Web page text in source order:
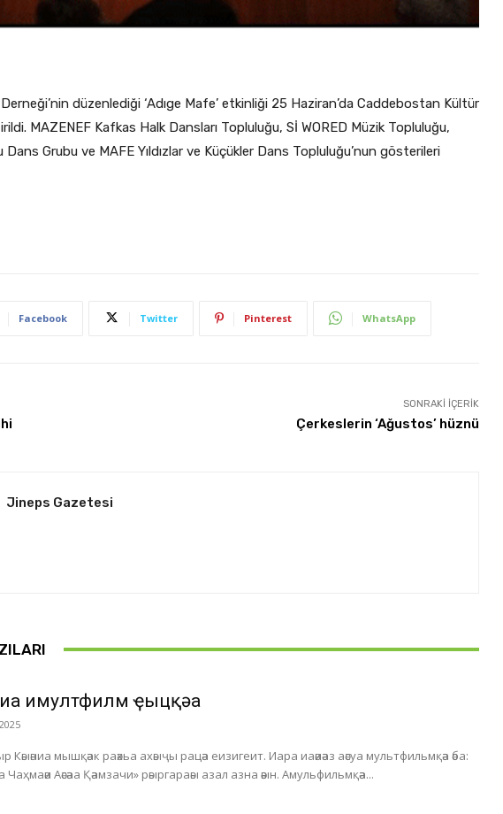
düzenlediği ‘Adıge Mafe’ etkinliği 25 Haziran’da Caddebostan Kültür
MAZENEF Kafkas Halk Dansları Topluluğu, Sİ WORED Müzik Topluluğu,
Dans Grubu ve MAFE Yıldızlar ve Küçükler Dans Topluluğu’nun gösterileri
Facebook Twitter Pinterest WhatsApp
SONRAKI İÇERIK
Çerkeslerin ‘Ağustos’ hüznü
Jineps Gazetesi
имултфилм ҿыцқәа
мышқәак раәхьа ахәыҷы рацәа еизигеит. Иара иаәиәаз аәсуа мультфильмқәа әба:
Аәсәаа Қәамзачи» рәыргараәы азал азна әәын. Амульфильмқәа...